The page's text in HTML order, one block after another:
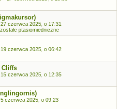
27 czerwca 2025, o 17:31
ptasiomiedniczne
19 czerwca 2025, o 06:42
Cliffs
15 czerwca 2025, o 12:35
5 czerwca 2025, o 09:23